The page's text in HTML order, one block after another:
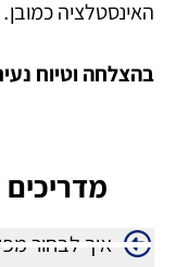
האינסטלציה
בהצלחה וטיוח
איך לבחור